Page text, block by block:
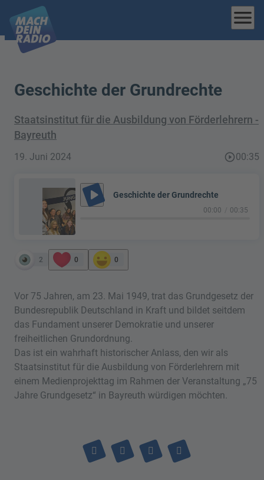
menu
Geschichte der Grundrechte
Staatsinstitut für die Ausbildung von Förderlehrern -
Bayreuth
19. Juni 2024 play_circle_outline00:35
play_arrow Geschichte der Grundrechte
00:00 00:35
2 0 0
Vor 75 Jahren, am 23. Mai 1949, trat das Grundgesetz der
Bundesrepublik Deutschland in Kraft und bildet seitdem
das Fundament unserer Demokratie und unserer
freiheitlichen Grundordnung.
Das ist ein wahrhaft historischer Anlass, den wir als
Staatsinstitut für die Ausbildung von Förderlehrern mit
einem Medienprojekttag im Rahmen der Veranstaltung „75
Jahre Grundgesetz“ in Bayreuth würdigen möchten.